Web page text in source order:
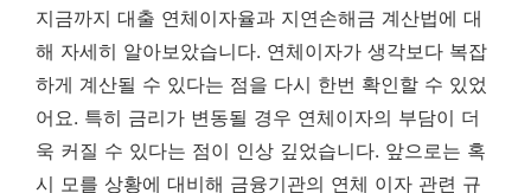
지금까지 대출 연체이자율과 지연손해금 계산법에 대
해 자세히 알아보았습니다. 연체이자가 생각보다 복잡
하게 계산될 수 있다는 점을 다시 한번 확인할 수 있었
어요. 특히 금리가 변동될 경우 연체이자의 부담이 더
욱 커질 수 있다는 점이 인상 깊었습니다. 앞으로는 혹
시 모를 상황에 대비해 금융기관의 연체 이자 관련 규